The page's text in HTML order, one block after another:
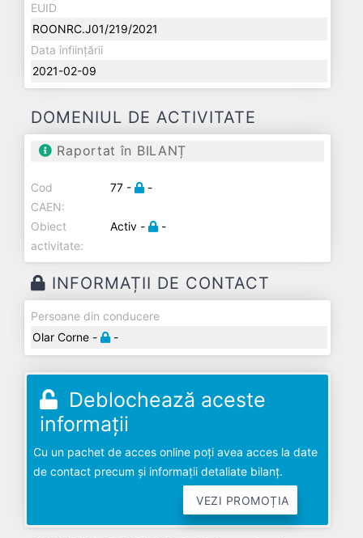
EUID
ROONRC.J01/219/2021
Data înființării
2021-02-09
DOMENIUL DE ACTIVITATE
Raportat în BILANȚ
Cod
CAEN:
77 - -
Obiect
activitate:
Activ - -
INFORMAȚII DE CONTACT
Persoane din conducere
Olar Corne -
-
Deblochează aceste
informații
Cu un pachet de acces online poți avea acces la date
de contact precum și informații detaliate bilanț.
VEZI PROMOȚIA